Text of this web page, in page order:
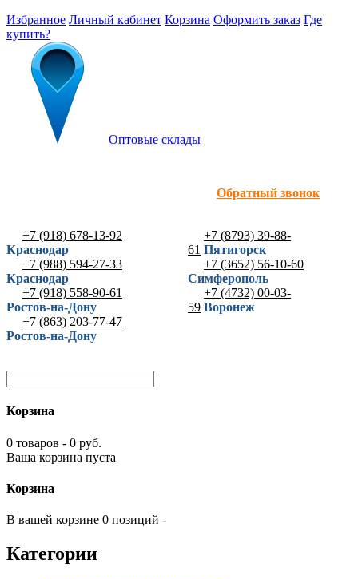
Избранное Личный кабинет Корзина Оформить заказ Где
купить?
Оптовые склады
Обратный звонок
+7 (918) 678-13-92
Краснодар
+7 (988) 594-27-33
Краснодар
+7 (918) 558-90-61
Ростов-на-Дону
+7 (863) 203-77-47
Ростов-на-Дону
+7 (8793) 39-88-
61 Пятигорск
+7 (3652) 56-10-60
Симферополь
+7 (4732) 00-03-
59 Воронеж
Корзина
0 товаров - 0 руб.
Ваша корзина пуста
Корзина
В вашей корзине 0 позиций -
Категории